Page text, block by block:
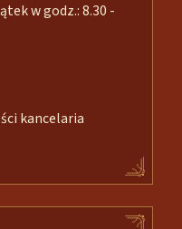
w godz.: 8.30 -
kancelaria